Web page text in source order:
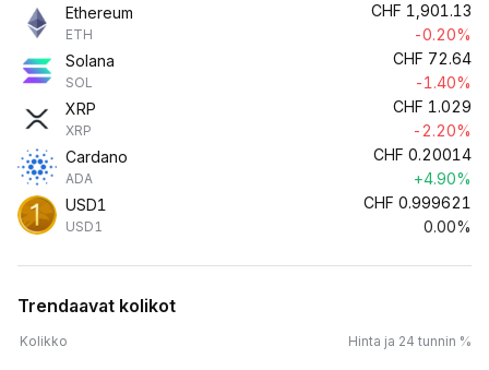
Ethereum
ETH
CHF 1,901.13
-0.20%
Solana
SOL
CHF 72.64
-1.40%
XRP
XRP
CHF 1.029
-2.20%
Cardano
ADA
CHF 0.20014
+4.90%
USD1
USD1
CHF 0.999621
0.00%
Trendaavat kolikot
Kolikko Hinta ja 24 tunnin %